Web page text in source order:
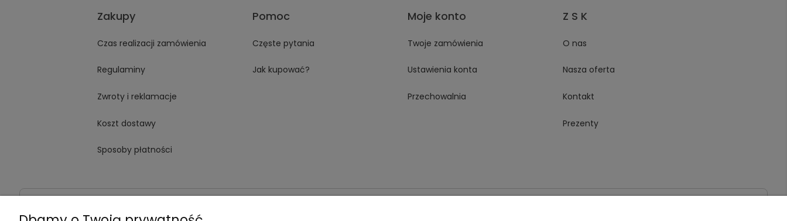
Zakupy
Czas realizacji zamówienia
Regulaminy
Zwroty i reklamacje
Koszt dostawy
Sposoby płatności
Pomoc
Częste pytania
Jak kupować?
Moje konto
Twoje zamówienia
Ustawienia konta
Przechowalnia
Z S K
O nas
Nasza oferta
Kontakt
Prezenty